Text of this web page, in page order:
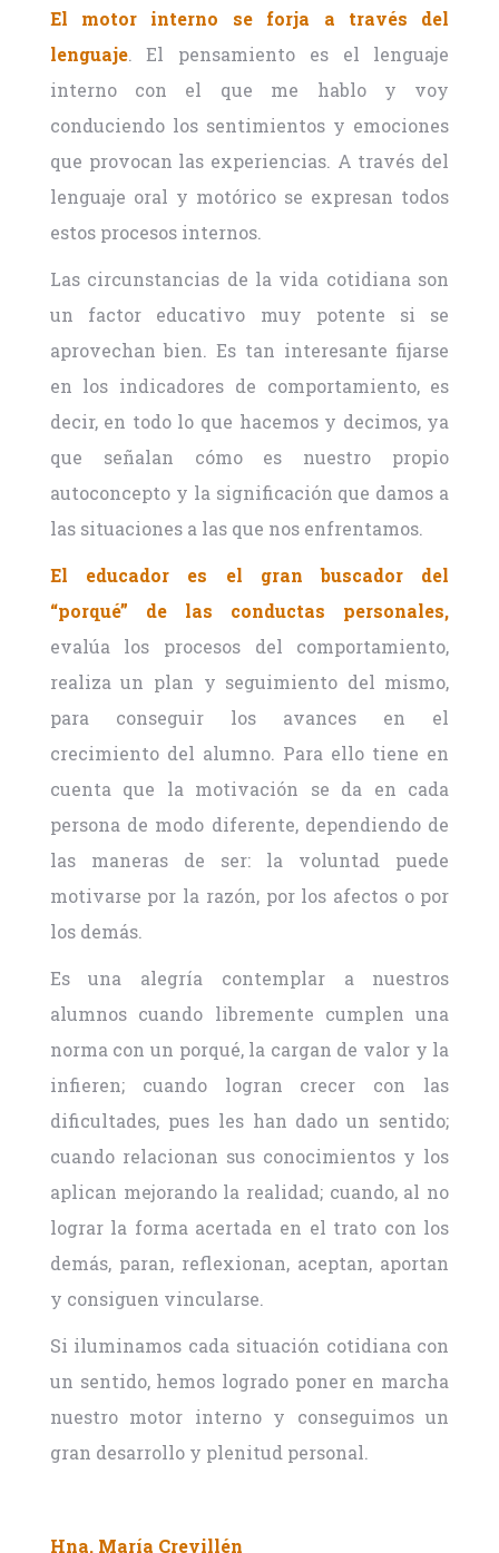
El motor interno se forja a través del
lenguaje. El pensamiento es el lenguaje
interno con el que me hablo y voy
conduciendo los sentimientos y emociones
que provocan las experiencias. A través del
lenguaje oral y motórico se expresan todos
estos procesos internos.
Las circunstancias de la vida cotidiana son
un factor educativo muy potente si se
aprovechan bien. Es tan interesante fijarse
en los indicadores de comportamiento, es
decir, en todo lo que hacemos y decimos, ya
que señalan cómo es nuestro propio
autoconcepto y la significación que damos a
las situaciones a las que nos enfrentamos.
El educador es el gran buscador del
“porqué” de las conductas personales,
evalúa los procesos del comportamiento,
realiza un plan y seguimiento del mismo,
para conseguir los avances en el
crecimiento del alumno. Para ello tiene en
cuenta que la motivación se da en cada
persona de modo diferente, dependiendo de
las maneras de ser: la voluntad puede
motivarse por la razón, por los afectos o por
los demás.
Es una alegría contemplar a nuestros
alumnos cuando libremente cumplen una
norma con un porqué, la cargan de valor y la
infieren; cuando logran crecer con las
dificultades, pues les han dado un sentido;
cuando relacionan sus conocimientos y los
aplican mejorando la realidad; cuando, al no
lograr la forma acertada en el trato con los
demás, paran, reflexionan, aceptan, aportan
y consiguen vincularse.
Si iluminamos cada situación cotidiana con
un sentido, hemos logrado poner en marcha
nuestro motor interno y conseguimos un
gran desarrollo y plenitud personal.
Hna. María Crevillén